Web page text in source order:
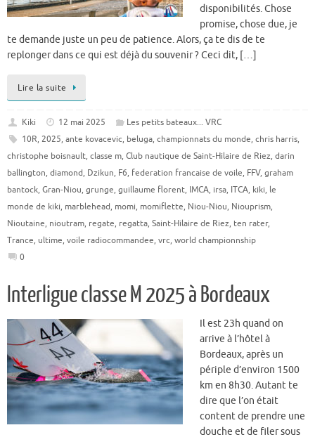
disponibilités. Chose
promise, chose due, je
te demande juste un peu de patience. Alors, ça te dis de te
replonger dans ce qui est déjà du souvenir ? Ceci dit, […]
Lire la suite
Kiki 12 mai 2025
Les petits bateaux... VRC
10R, 2025, ante kovacevic, beluga, championnats du monde, chris harris,
christophe boisnault, classe m, Club nautique de Saint-Hilaire de Riez, darin
ballington, diamond, Dzikun, F6, federation francaise de voile, FFV, graham
bantock, Gran-Niou, grunge, guillaume florent, IMCA, irsa, ITCA, kiki, le
monde de kiki, marblehead, momi, momiflette, Niou-Niou, Niouprism,
Nioutaine, nioutram, regate, regatta, Saint-Hilaire de Riez, ten rater,
Trance, ultime, voile radiocommandee, vrc, world championnship
0
Interligue classe M 2025 à Bordeaux
Il est 23h quand on
arrive à l’hôtel à
Bordeaux, après un
périple d’environ 1500
km en 8h30. Autant te
dire que l’on était
content de prendre une
douche et de filer sous